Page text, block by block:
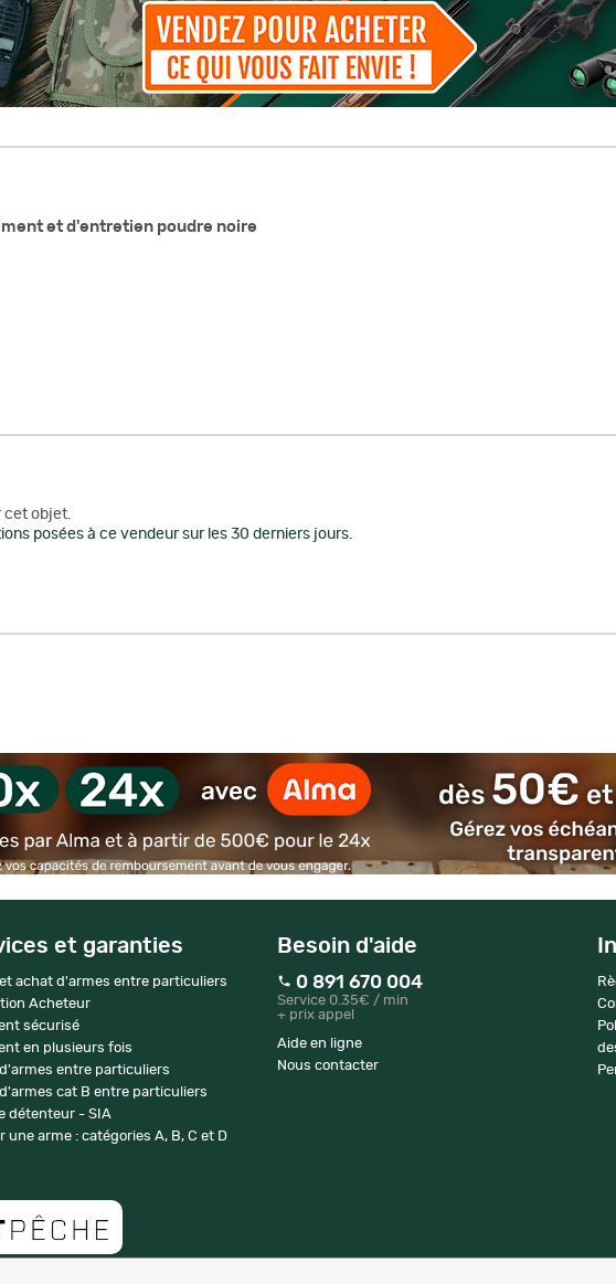
et d'entretien poudre noire
cet objet.
posées à ce vendeur sur les 30 derniers jours.
et garanties
achat d'armes entre particuliers
Acheteur
sécurisé
en plusieurs fois
entre particuliers
cat B entre particuliers
détenteur - SIA
une arme : catégories A, B, C et D
Besoin d'aide
0 891 670 004
Service 0.35€ / min
+ prix appel
Aide en ligne
Nous contacter